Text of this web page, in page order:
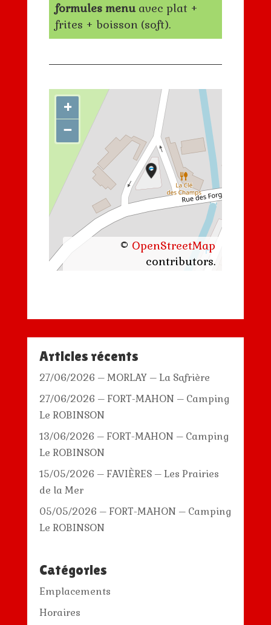
formules menuavec plat +
frites + boisson (soft).
+
−
© OpenStreetMap
contributors.
Articles récents
27/06/2026 – MORLAY – La Safrière
27/06/2026 – FORT-MAHON – Camping
Le ROBINSON
13/06/2026 – FORT-MAHON – Camping
Le ROBINSON
15/05/2026 – FAVIÈRES – Les Prairies
de la Mer
05/05/2026 – FORT-MAHON – Camping
Le ROBINSON
Catégories
Emplacements
Horaires